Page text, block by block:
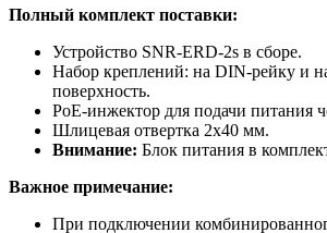
Полный комплект поставки:
Устройство SNR-ERD-2s в сборе.
Набор креплений: на DIN-рейку и
поверхность.
PoE-инжектор для подачи питания
Шлицевая отвертка 2x40 мм.
Внимание: Блок питания в
Важное примечание:
При подключении